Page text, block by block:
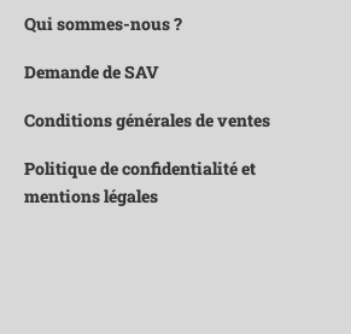
Qui sommes-nous ?
Demande de SAV
Conditions générales de ventes
Politique de confidentialité et
mentions légales